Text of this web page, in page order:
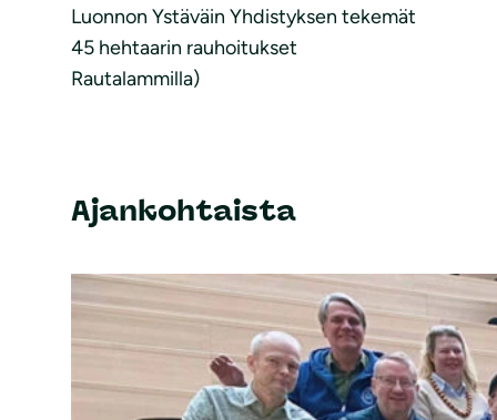
Luonnon Ystäväin Yhdistyksen tekemät
45 hehtaarin rauhoitukset
Rautalammilla)
Ajankohtaista